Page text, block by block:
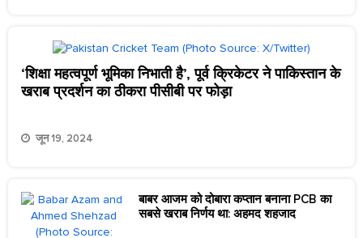
‘शिक्षा महत्वपूर्ण भूमिका निभाती है’, पूर्व क्रिकेटर ने पाकिस्तान के
खराब प्रदर्शन का ठीकरा पीसीबी पर फोड़ा
जून 19, 2024
बाबर आजम को दोबारा कप्तान बनाना PCB का
सबसे खराब निर्णय था: अहमद शहजाद